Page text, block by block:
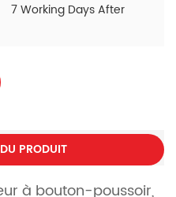
7 Working Days After
PRODUIT
à bouton-poussoir,